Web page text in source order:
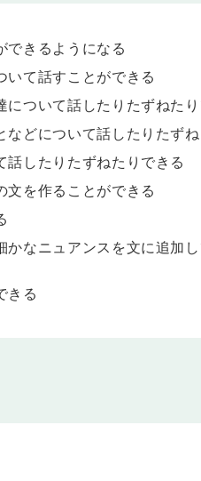
あなたは台所で料理をしていました
していたこと、または未来のある時
強しています」のように、過去のあ
伝えられるようになります。
できるようになる
て話すことができる
ついて話したりたずねた
どについて話したりたず
したりたずねたりできる
文を作ることができる
かなニュアンスを文に追加
きる